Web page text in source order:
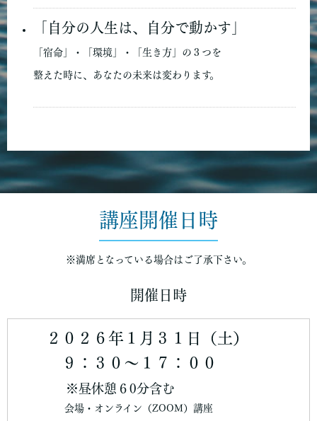
「自分の人生は、自分で動かす」
「宿命」・「環境」・「生き方」の３つを
整えた時に、 あなたの未来は変わります。
講座開催日時
※満席となっている場合はご了承下さい。
開催日時
２０２６年１月３１日（土）
９：３０～１７：００
※昼休憩６0分含む
会場・オンライン（ZOOM）講座